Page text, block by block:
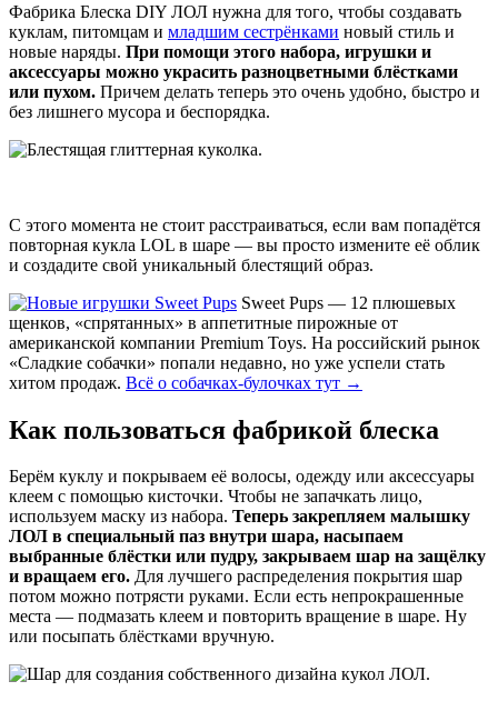
Фабрика Блеска DIY ЛОЛ нужна для того, чтобы создавать
куклам, питомцам и младшим сестрёнками новый стиль и
новые наряды. При помощи этого набора, игрушки и
аксессуары можно украсить разноцветными блёстками
или пухом. Причем делать теперь это очень удобно, быстро и
без лишнего мусора и беспорядка.
С этого момента не стоит расстраиваться, если вам попадётся
повторная кукла LOL в шаре — вы просто измените её облик
и создадите свой уникальный блестящий образ.
Sweet Pups — 12 плюшевых
щенков, «спрятанных» в аппетитные пирожные от
американской компании Premium Toys. На российский рынок
«Сладкие собачки» попали недавно, но уже успели стать
хитом продаж. Всё о собачках-булочках тут →
Как пользоваться фабрикой блеска
Берём куклу и покрываем её волосы, одежду или аксессуары
клеем с помощью кисточки. Чтобы не запачкать лицо,
используем маску из набора. Теперь закрепляем малышку
ЛОЛ в специальный паз внутри шара, насыпаем
выбранные блёстки или пудру, закрываем шар на защёлку
и вращаем его. Для лучшего распределения покрытия шар
потом можно потрясти руками. Если есть непрокрашенные
места — подмазать клеем и повторить вращение в шаре. Ну
или посыпать блёстками вручную.